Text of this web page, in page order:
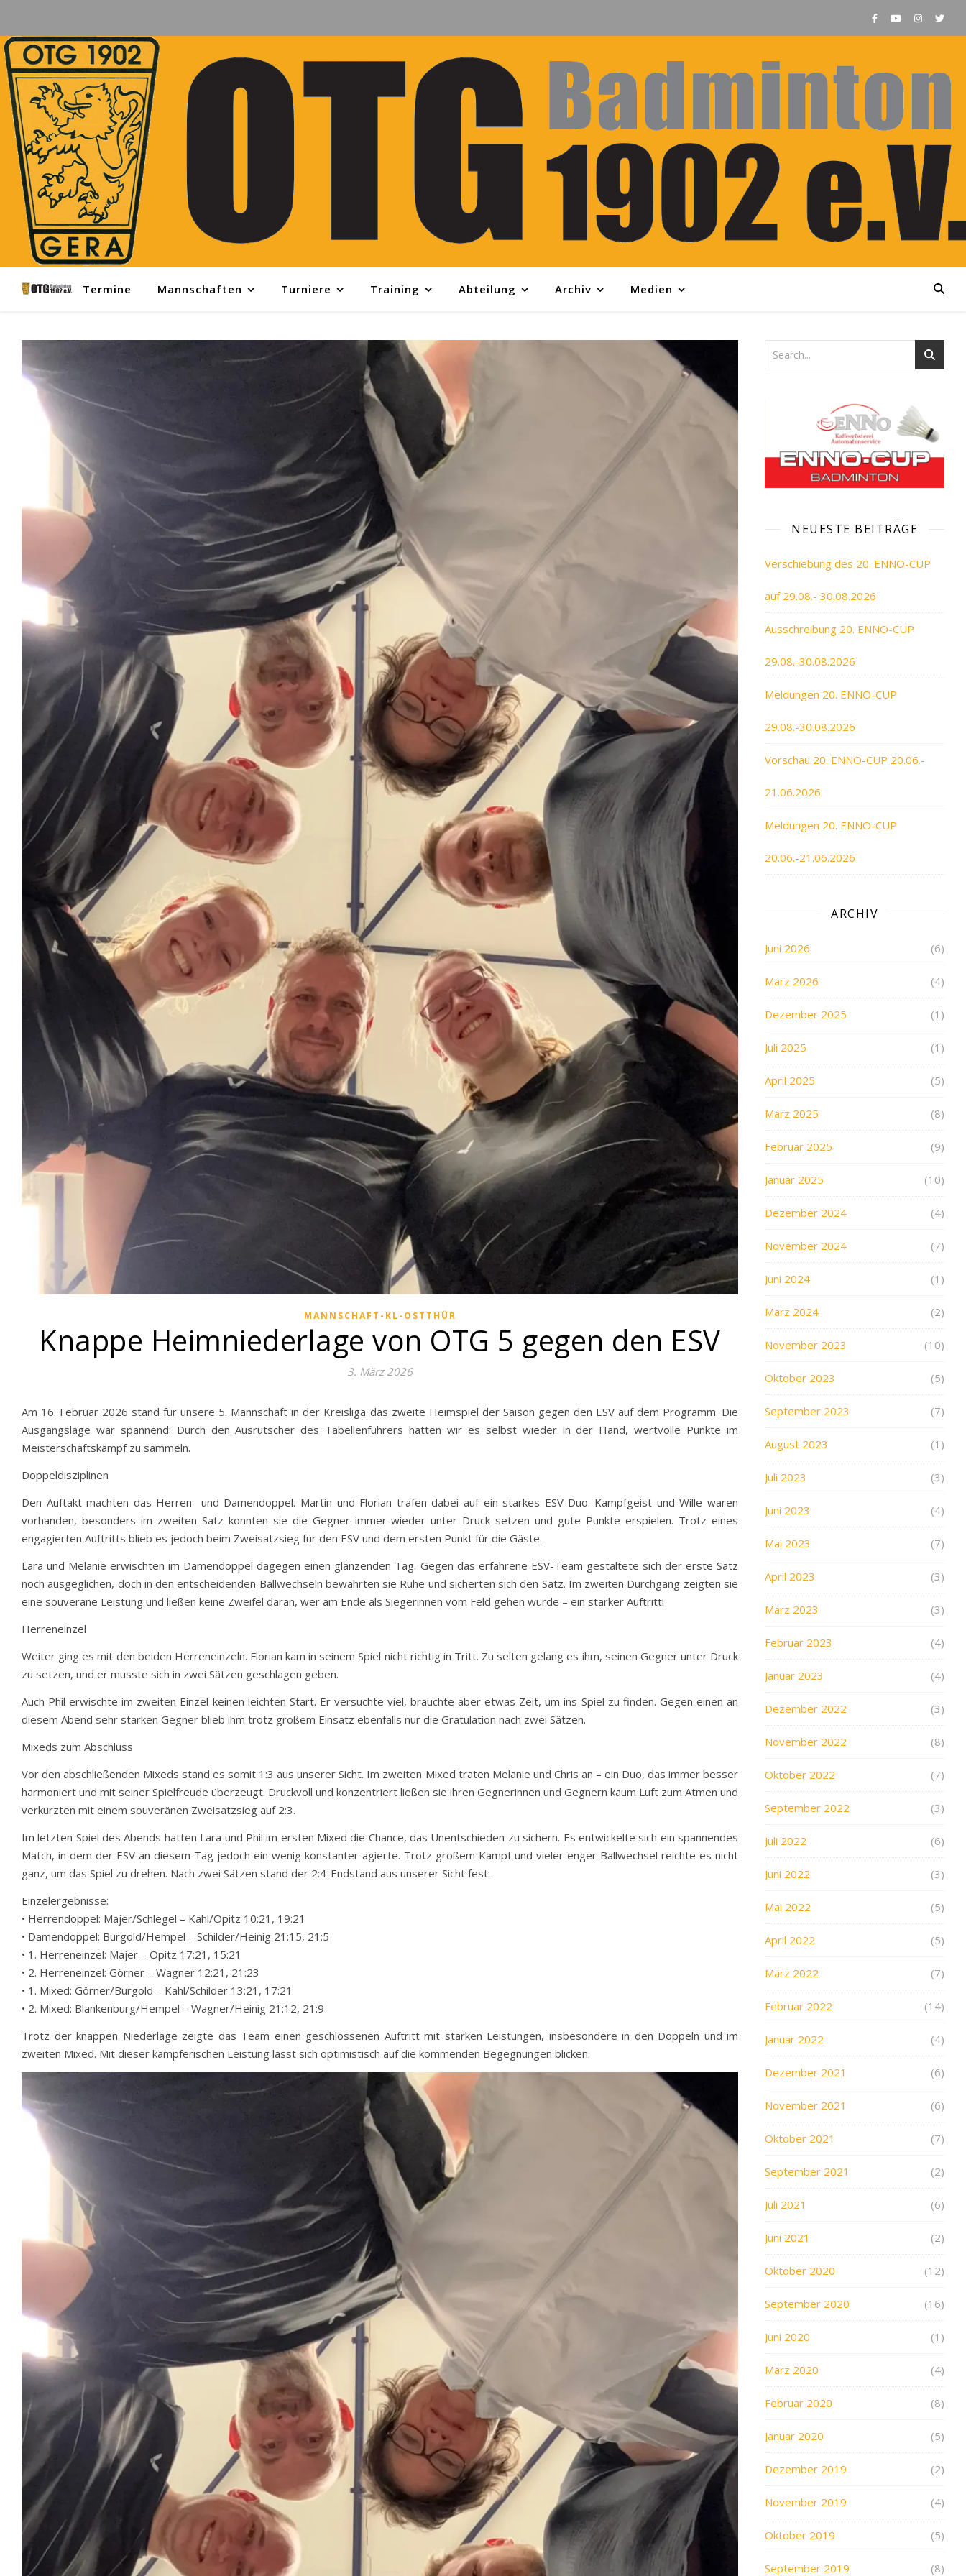
Termine Mannschaften Turniere Training Abteilung Archiv Medien
MANNSCHAFT-KL-OSTTHÜR
Knappe Heimniederlage von OTG 5 gegen den ESV
3. März 2026
Am 16. Februar 2026 stand für unsere 5. Mannschaft in der Kreisliga das zweite Heimspiel der Saison gegen den ESV auf dem Programm. Die
Ausgangslage war spannend: Durch den Ausrutscher des Tabellenführers hatten wir es selbst wieder in der Hand, wertvolle Punkte im
Meisterschaftskampf zu sammeln.
Doppeldisziplinen
Den Auftakt machten das Herren- und Damendoppel. Martin und Florian trafen dabei auf ein starkes ESV-Duo. Kampfgeist und Wille waren
vorhanden, besonders im zweiten Satz konnten sie die Gegner immer wieder unter Druck setzen und gute Punkte erspielen. Trotz eines
engagierten Auftritts blieb es jedoch beim Zweisatzsieg für den ESV und dem ersten Punkt für die Gäste.
Lara und Melanie erwischten im Damendoppel dagegen einen glänzenden Tag. Gegen das erfahrene ESV-Team gestaltete sich der erste Satz
noch ausgeglichen, doch in den entscheidenden Ballwechseln bewahrten sie Ruhe und sicherten sich den Satz. Im zweiten Durchgang zeigten sie
eine souveräne Leistung und ließen keine Zweifel daran, wer am Ende als Siegerinnen vom Feld gehen würde – ein starker Auftritt!
Herreneinzel
Weiter ging es mit den beiden Herreneinzeln. Florian kam in seinem Spiel nicht richtig in Tritt. Zu selten gelang es ihm, seinen Gegner unter Druck
zu setzen, und er musste sich in zwei Sätzen geschlagen geben.
Auch Phil erwischte im zweiten Einzel keinen leichten Start. Er versuchte viel, brauchte aber etwas Zeit, um ins Spiel zu finden. Gegen einen an
diesem Abend sehr starken Gegner blieb ihm trotz großem Einsatz ebenfalls nur die Gratulation nach zwei Sätzen.
Mixeds zum Abschluss
Vor den abschließenden Mixeds stand es somit 1:3 aus unserer Sicht. Im zweiten Mixed traten Melanie und Chris an – ein Duo, das immer besser
harmoniert und mit seiner Spielfreude überzeugt. Druckvoll und konzentriert ließen sie ihren Gegnerinnen und Gegnern kaum Luft zum Atmen und
verkürzten mit einem souveränen Zweisatzsieg auf 2:3.
Im letzten Spiel des Abends hatten Lara und Phil im ersten Mixed die Chance, das Unentschieden zu sichern. Es entwickelte sich ein spannendes
Match, in dem der ESV an diesem Tag jedoch ein wenig konstanter agierte. Trotz großem Kampf und vieler enger Ballwechsel reichte es nicht
ganz, um das Spiel zu drehen. Nach zwei Sätzen stand der 2:4-Endstand aus unserer Sicht fest.
Einzelergebnisse:
• Herrendoppel: Majer/Schlegel – Kahl/Opitz 10:21, 19:21
• Damendoppel: Burgold/Hempel – Schilder/Heinig 21:15, 21:5
• 1. Herreneinzel: Majer – Opitz 17:21, 15:21
• 2. Herreneinzel: Görner – Wagner 12:21, 21:23
• 1. Mixed: Görner/Burgold – Kahl/Schilder 13:21, 17:21
• 2. Mixed: Blankenburg/Hempel – Wagner/Heinig 21:12, 21:9
Trotz der knappen Niederlage zeigte das Team einen geschlossenen Auftritt mit starken Leistungen, insbesondere in den Doppeln und im
zweiten Mixed. Mit dieser kämpferischen Leistung lässt sich optimistisch auf die kommenden Begegnungen blicken.
NEUESTE BEITRÄGE
Verschiebung des 20. ENNO-CUP
auf 29.08.- 30.08.2026
Ausschreibung 20. ENNO-CUP
29.08.-30.08.2026
Meldungen 20. ENNO-CUP
29.08.-30.08.2026
Vorschau 20. ENNO-CUP 20.06.-
21.06.2026
Meldungen 20. ENNO-CUP
20.06.-21.06.2026
ARCHIV
Juni 2026 (6)
März 2026 (4)
Dezember 2025 (1)
Juli 2025 (1)
April 2025 (5)
März 2025 (8)
Februar 2025 (9)
Januar 2025 (10)
Dezember 2024 (4)
November 2024 (7)
Juni 2024 (1)
März 2024 (2)
November 2023 (10)
Oktober 2023 (5)
September 2023 (7)
August 2023 (1)
Juli 2023 (3)
Juni 2023 (4)
Mai 2023 (7)
April 2023 (3)
März 2023 (3)
Februar 2023 (4)
Januar 2023 (4)
Dezember 2022 (3)
November 2022 (8)
Oktober 2022 (7)
September 2022 (3)
Juli 2022 (6)
Juni 2022 (3)
Mai 2022 (5)
April 2022 (5)
März 2022 (7)
Februar 2022 (14)
Januar 2022 (4)
Dezember 2021 (6)
November 2021 (6)
Oktober 2021 (7)
September 2021 (2)
Juli 2021 (6)
Juni 2021 (2)
Oktober 2020 (12)
September 2020 (16)
Juni 2020 (1)
März 2020 (4)
Februar 2020 (8)
Januar 2020 (5)
Dezember 2019 (2)
November 2019 (4)
Oktober 2019 (5)
September 2019 (8)